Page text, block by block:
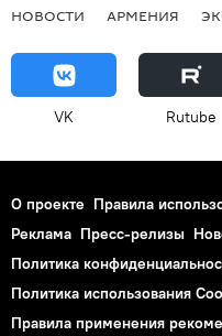
НОВОСТИ АРМЕНИЯ
VK Rutube
О проекте Правила
Реклама Пресс-релизы
Политика
Политика использования
Правила применения